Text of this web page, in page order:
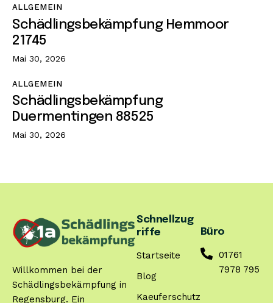
ALLGEMEIN
Schädlingsbekämpfung Hemmoor
21745
Mai 30, 2026
ALLGEMEIN
Schädlingsbekämpfung
Duermentingen 88525
Mai 30, 2026
Willkommen bei der
Schädlingsbekämpfung in
Regensburg. Ein
Schnellzug
riffe
Startseite
Blog
Kaeuferschutz
Büro
01761
7978 795